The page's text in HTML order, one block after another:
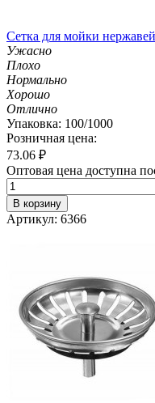
Сетка для мойки
Ужасно
Плохо
Нормально
Хорошо
Отлично
Упаковка: 100/1000
Розничная цена:
73.06 ₽
Оптовая цена доступна
В корзину
Артикул: 6366